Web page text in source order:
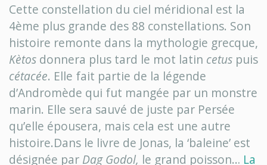
Cette constellation du ciel méridional est la
4ème plus grande des 88 constellations. Son
histoire remonte dans la mythologie grecque,
Kètos donnera plus tard le mot latin cetus puis
cétacée. Elle fait partie de la légende
d’Andromède qui fut mangée par un monstre
marin. Elle sera sauvé de juste par Persée
qu’elle épousera, mais cela est une autre
histoire.Dans le livre de Jonas, la ‘baleine’ est
désignée par Dag Godol, le grand poisson… La